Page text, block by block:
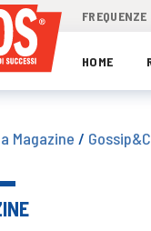
FREQUENZE
HOME
Magazine /